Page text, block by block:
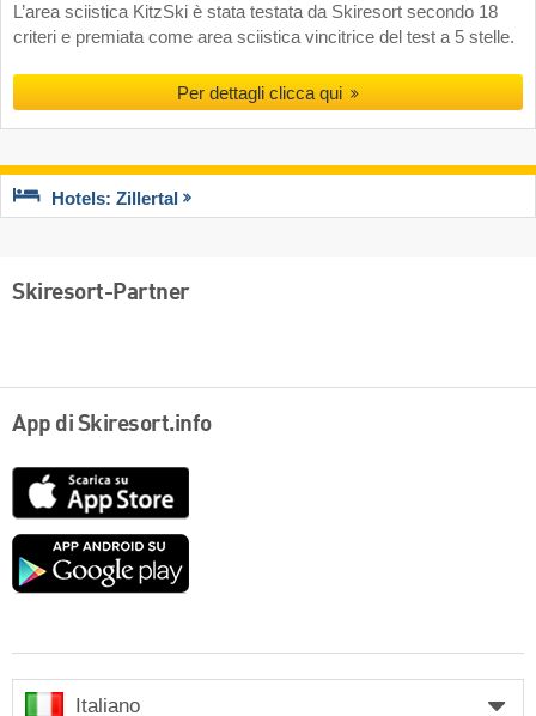
L’area sciistica KitzSki è stata testata da Skiresort secondo 18
criteri e premiata come area sciistica vincitrice del test a 5 stelle.
Per dettagli clicca qui
Hotels: Zillertal
Skiresort-Partner
App di Skiresort.info
Google
Italiano